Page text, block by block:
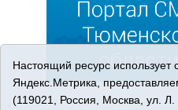
Настоящий ресурс использует
Яндекс.Метрика,
(119021, Россия, Москва, ул.